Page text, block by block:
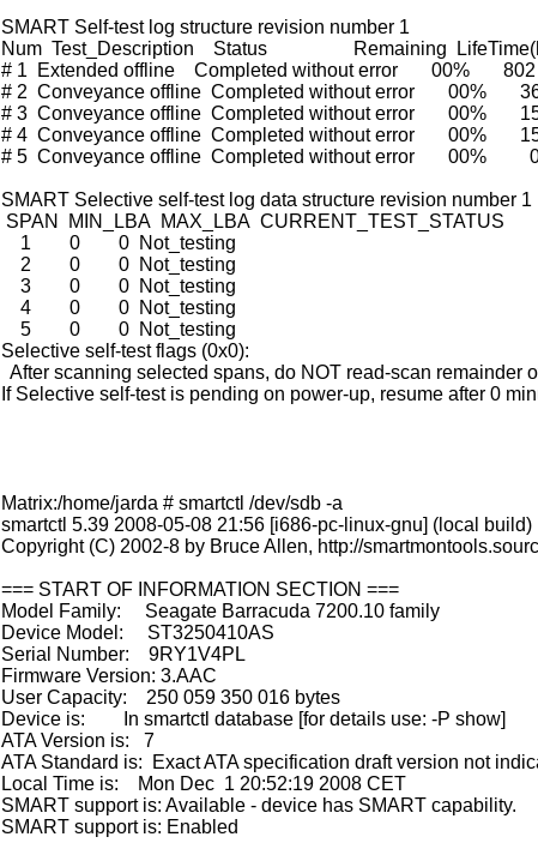
SMART Self-test log structure revision number 1
Num Test_Description Status Remaining
# 1 Extended offline Completed without error 00%
# 2 Conveyance offline Completed without error
# 3 Conveyance offline Completed without error
# 4 Conveyance offline Completed without error
# 5 Conveyance offline Completed without error
SMART Selective self-test log data structure revision number 1
SPAN MIN_LBA MAX_LBA CURRENT_TEST_STATUS
1 0 0 Not_testing
2 0 0 Not_testing
3 0 0 Not_testing
4 0 0 Not_testing
5 0 0 Not_testing
Selective self-test flags (0x0):
After scanning selected spans, do NOT read-scan remainder
If Selective self-test is pending on power-up, resume after 0
Matrix:/home/jarda # smartctl /dev/sdb -a
smartctl 5.39 2008-05-08 21:56 [i686-pc-linux-gnu] (local build)
Copyright (C) 2002-8 by Bruce Allen, http://
=== START OF INFORMATION SECTION ===
Model Family: Seagate Barracuda 7200.10 family
Device Model: ST3250410AS
Serial Number: 9RY1V4PL
Firmware Version: 3.AAC
User Capacity: 250 059 350 016 bytes
Device is: In smartctl database [for details use: -P show]
ATA Version is: 7
ATA Standard is: Exact ATA specification draft version not
Local Time is: Mon Dec 1 20:52:19 2008 CET
SMART support is: Available - device has SMART capability.
SMART support is: Enabled